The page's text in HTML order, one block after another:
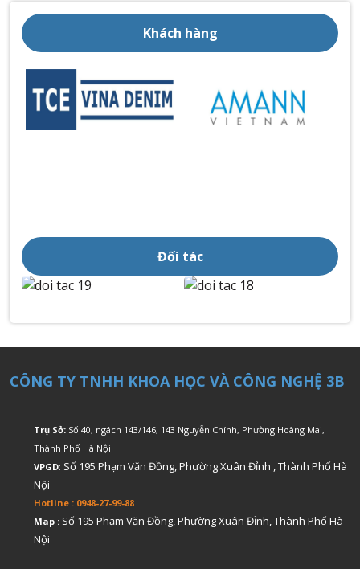
Khách hàng
Đối tác
CÔNG TY TNHH KHOA HỌC VÀ CÔNG NGHỆ 3B
Trụ Sở: Số 40, ngách 143/146, 143 Nguyễn Chính, Phường Hoàng Mai,
Thành Phố Hà Nội
VPGD: Số 195 Phạm Văn Đồng, Phường Xuân Đỉnh , Thành Phố Hà
Nội
Hotline : 0948-27-99-88
Map : Số 195 Phạm Văn Đồng, Phường Xuân Đỉnh, Thành Phố Hà
Nội